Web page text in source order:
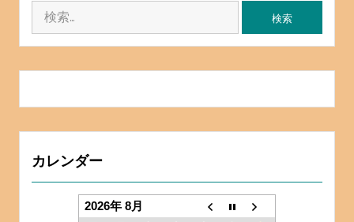
カレンダー
2026年 8月